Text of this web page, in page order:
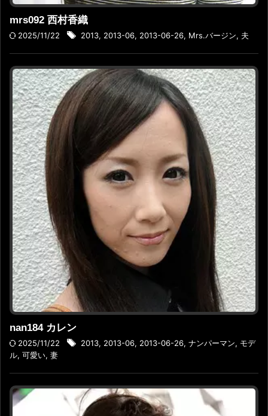
mrs092 西村香織
2025/11/22 2013, 2013-06, 2013-06-26, Mrs.バージン, 夫
nan184 カレン
2025/11/22 2013, 2013-06, 2013-06-26, ナンパーマン, モデ
ル, 可愛い, 妻